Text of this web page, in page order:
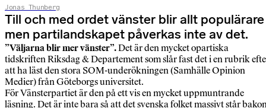
Jonas Thunberg
Till och med ordet vänster blir allt populärare
men partilandskapet påverkas inte av det.
”Väljarna blir mer vänster”.Det är den mycket opartiska
tidskriften Riksdag & Departement som slår fast det i en rubrik
att ha läst den stora SOM-underökningen (Samhälle Opinion
Medier) från Göteborgs universitet.
För Vänsterpartiet är den på ett vis en mycket uppmuntrande
läsning. Det är inte bara så att det svenska folket massivt står